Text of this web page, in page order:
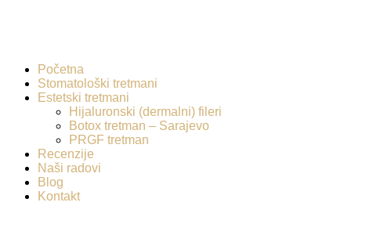
Početna
Stomatološki tretmani
Estetski tretmani
Hijaluronski (dermalni) fileri
Botox tretman – Sarajevo
PRGF tretman
Recenzije
Naši radovi
Blog
Kontakt